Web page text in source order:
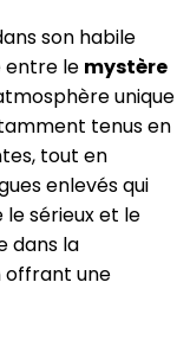
son habile
entre le mystère
unique
tenus en
tout en
enlevés qui
sérieux et le
dans la
offrant une